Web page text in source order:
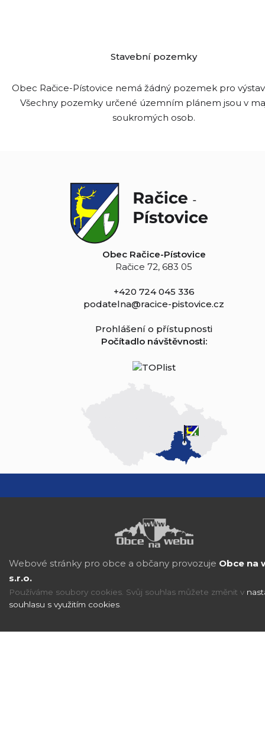
Stavební pozemky
Obec Račice-Pístovice nemá žádný pozemek pro
Všechny pozemky určené územním plánem jsou v
soukromých osob.
Obec Račice-Pístovice
Račice 72, 683 05
+420 724 045 336
podatelna@racice-pistovice.cz
Prohlášení o přístupnosti
Počítadlo návštěvnosti:
Webové stránky pro obce a občany provozuje Obce na
s.r.o.
Používáme soubory cookies. Svůj souhlas můžete změnit v
souhlasu s využitím cookies